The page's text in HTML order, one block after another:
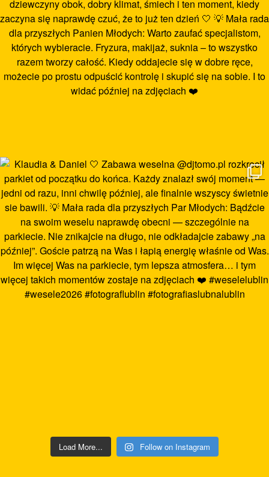
Load More... Follow on Instagram